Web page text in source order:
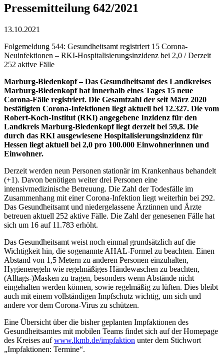
Pressemitteilung 642/2021
13.10.2021
Folgemeldung 544: Gesundheitsamt registriert 15 Corona-
Neuinfektionen – RKI-Hospitalisierungsinzidenz bei 2,0 / Derzeit
252 aktive Fälle
Marburg-Biedenkopf –Das Gesundheitsamt des Landkreises
Marburg-Biedenkopf hat innerhalb eines Tages 15 neue
Corona-Fälle registriert. Die Gesamtzahl der seit März 2020
bestätigten Corona-Infektionen liegt aktuell bei 12.327. Die vom
Robert-Koch-Institut (RKI) angegebene Inzidenz für den
Landkreis Marburg-Biedenkopf liegt derzeit bei 59,8. Die
durch das RKI ausgewiesene Hospitalisierungsinzidenz für
Hessen liegt aktuell bei 2,0 pro 100.000 Einwohnerinnen und
Einwohner.
Derzeit werden neun Personen stationär im Krankenhaus behandelt
(+1). Davon benötigen weiter drei Personen eine
intensivmedizinische Betreuung. Die Zahl der Todesfälle im
Zusammenhang mit einer Corona-Infektion liegt weiterhin bei 292.
Das Gesundheitsamt und niedergelassene Ärztinnen und Ärzte
betreuen aktuell 252 aktive Fälle. Die Zahl der genesenen Fälle hat
sich um 16 auf 11.783 erhöht.
Das Gesundheitsamt weist noch einmal grundsätzlich auf die
Wichtigkeit hin, die sogenannte AHAL-Formel zu beachten. Einen
Abstand von 1,5 Metern zu anderen Personen einzuhalten,
Hygieneregeln wie regelmäßiges Händewaschen zu beachten,
(Alltags-)Masken zu tragen, besonders wenn Abstände nicht
eingehalten werden können, sowie regelmäßig zu lüften. Dies bleibt
auch mit einem vollständigen Impfschutz wichtig, um sich und
andere vor dem Corona-Virus zu schützen.
Eine Übersicht über die bisher geplanten Impfaktionen des
Gesundheitsamtes mit mobilen Teams findet sich auf der Homepage
des Kreises aufwww.lkmb.de/impfaktion unter dem Stichwort
„Impfaktionen: Termine“.